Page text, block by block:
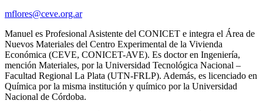
mflores@ceve.org.ar
Manuel es Profesional Asistente del CONICET e integra el Área de
Nuevos Materiales del Centro Experimental de la Vivienda
Económica (CEVE, CONICET-AVE). Es doctor en Ingeniería,
mención Materiales, por la Universidad Tecnológica Nacional –
Facultad Regional La Plata (UTN-FRLP). Además, es licenciado en
Química por la misma institución y químico por la Universidad
Nacional de Córdoba.